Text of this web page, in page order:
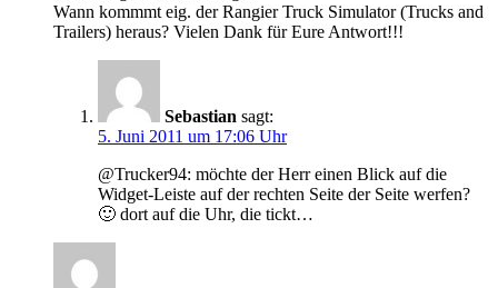
Wann kommmt eig. der Rangier Truck Simulator (Trucks and
Trailers) heraus? Vielen Dank für Eure Antwort!!!
Sebastian sagt:
5. Juni 2011 um 17:06 Uhr
@Trucker94: möchte der Herr einen Blick auf die
Widget-Leiste auf der rechten Seite der Seite werfen?
🙂 dort auf die Uhr, die tickt…